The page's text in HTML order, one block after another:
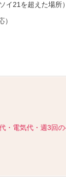
イ21を超えた場所
・電気代・週3回